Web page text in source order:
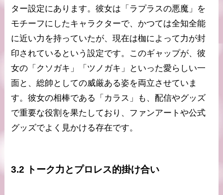
ター設定にあります。彼女は「ラプラスの悪魔」を
モチーフにしたキャラクターで、かつては全知全能
に近い力を持っていたが、現在は枷によって力が封
印されているという設定です。このギャップが、彼
女の「クソガキ」「ツノガキ」といった愛らしい一
面と、総帥としての威厳ある姿を両立させていま
す。彼女の相棒である「カラス」も、配信やグッズ
で重要な役割を果たしており、ファンアートや公式
グッズでよく見かける存在です。
3.2 トーク力とプロレス的掛け合い